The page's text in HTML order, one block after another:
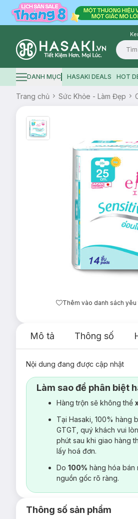
Logo
Hamburger icon
DANH MỤC HASAKI DEALS HOT
Trang chủ Sức Khỏe - Làm Đẹp
Thêm vào danh sách yêu
Mô tả Thông số
Nội dung đang được cập nhật
Làm sao để phân biệt
Hàng trộn sẽ không thể
Tại Hasaki, 100% hàng
GTGT, quý khách vui
phút sau khi giao hàng
lấy hoá đơn.
Do 100% hàng hóa bán
nguồn gốc rõ ràng.
Thông số sản phẩm